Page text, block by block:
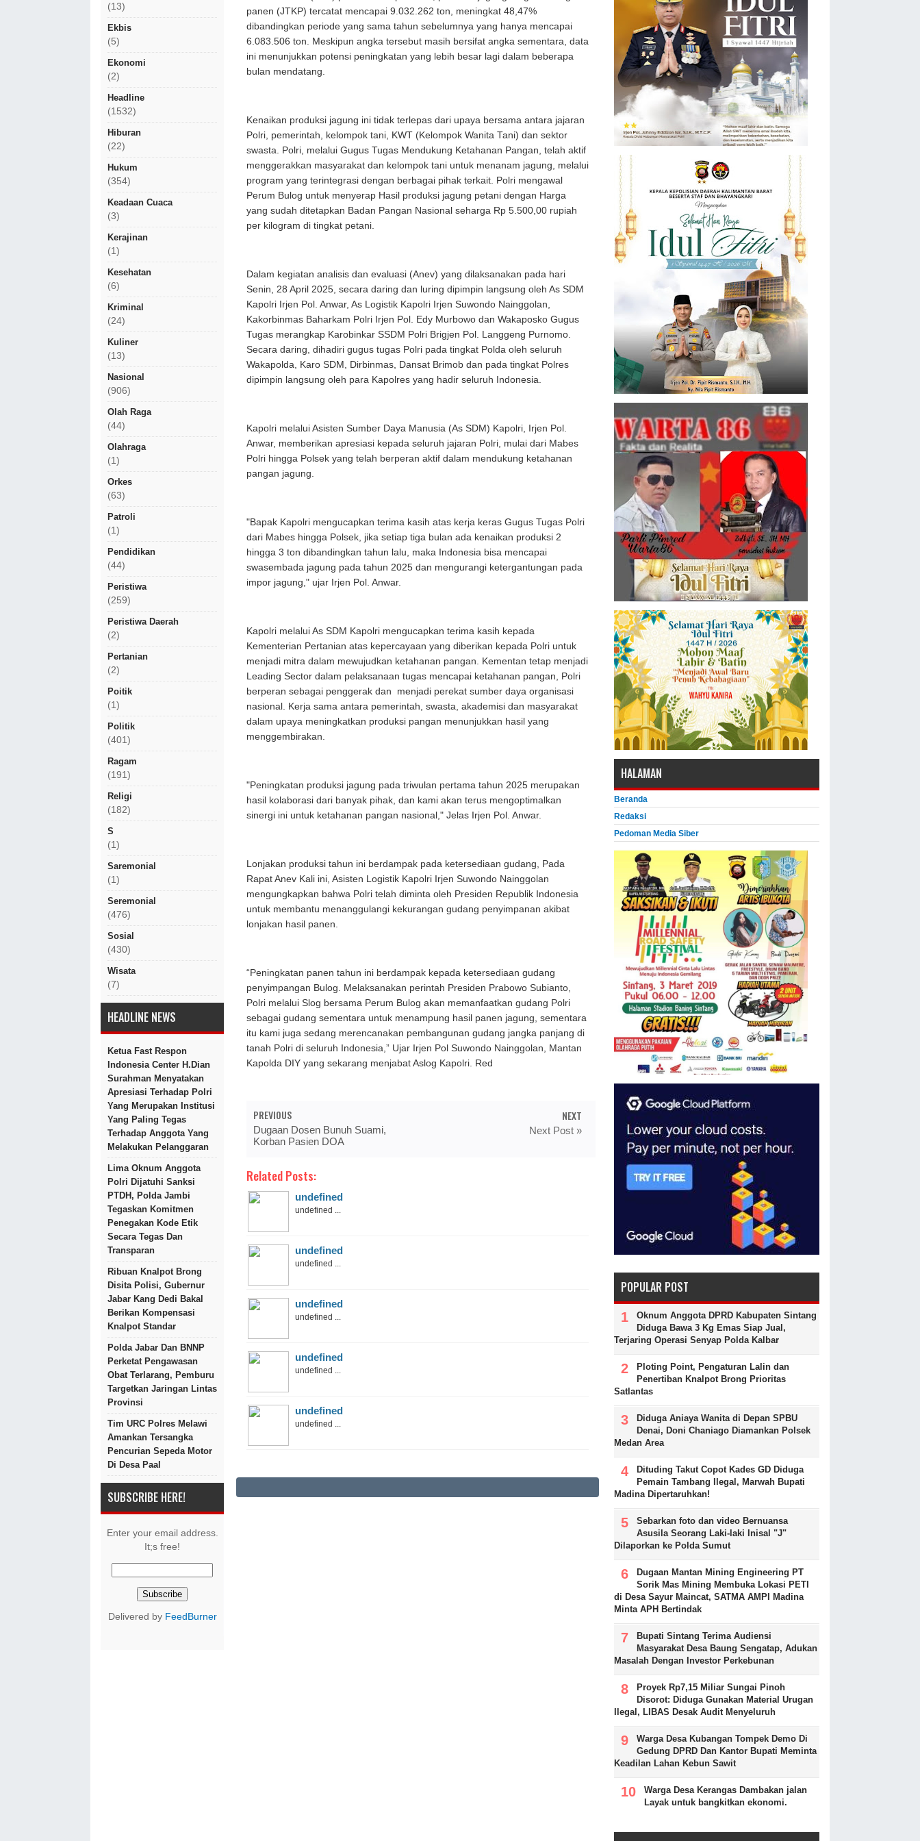
(13)
Ekbis
(5)
Ekonomi
(2)
Headline
(1532)
Hiburan
(22)
Hukum
(354)
Keadaan Cuaca
(3)
Kerajinan
(1)
Kesehatan
(6)
Kriminal
(24)
Kuliner
(13)
Nasional
(906)
Olah Raga
(44)
Olahraga
(1)
Orkes
(63)
Patroli
(1)
Pendidikan
(44)
Peristiwa
(259)
Peristiwa Daerah
(2)
Pertanian
(2)
Poitik
(1)
Politik
(401)
Ragam
(191)
Religi
(182)
S
(1)
Saremonial
(1)
Seremonial
(476)
Sosial
(430)
Wisata
(7)
HEADLINE NEWS
Ketua Fast Respon
Indonesia Center H.Dian
Surahman Menyatakan
Apresiasi Terhadap Polri
Yang Merupakan Institusi
Yang Paling Tegas
Terhadap Anggota Yang
Melakukan Pelanggaran
Lima Oknum Anggota
Polri Dijatuhi Sanksi
PTDH, Polda Jambi
Tegaskan Komitmen
Penegakan Kode Etik
Secara Tegas Dan
Transparan
Ribuan Knalpot Brong
Disita Polisi, Gubernur
Jabar Kang Dedi Bakal
Berikan Kompensasi
Knalpot Standar
Polda Jabar Dan BNNP
Perketat Pengawasan
Obat Terlarang, Pemburu
Targetkan Jaringan Lintas
Provinsi
Tim URC Polres Melawi
Amankan Tersangka
Pencurian Sepeda Motor
Di Desa Paal
SUBSCRIBE HERE!
Enter your email address.
It;s free!
Delivered by FeedBurner
panen (JTKP) tercatat mencapai 9.032.262 ton, meningkat 48,47%
dibandingkan periode yang sama tahun sebelumnya yang hanya mencapai
6.083.506 ton. Meskipun angka tersebut masih bersifat angka sementara, data
ini menunjukkan potensi peningkatan yang lebih besar lagi dalam beberapa
bulan mendatang.
Kenaikan produksi jagung ini tidak terlepas dari upaya bersama antara jajaran
Polri, pemerintah, kelompok tani, KWT (Kelompok Wanita Tani) dan sektor
swasta. Polri, melalui Gugus Tugas Mendukung Ketahanan Pangan, telah aktif
menggerakkan masyarakat dan kelompok tani untuk menanam jagung, melalui
program yang terintegrasi dengan berbagai pihak terkait. Polri mengawal
Perum Bulog untuk menyerap Hasil produksi jagung petani dengan Harga
yang sudah ditetapkan Badan Pangan Nasional seharga Rp 5.500,00 rupiah
per kilogram di tingkat petani.
Dalam kegiatan analisis dan evaluasi (Anev) yang dilaksanakan pada hari
Senin, 28 April 2025, secara daring dan luring dipimpin langsung oleh As SDM
Kapolri Irjen Pol. Anwar, As Logistik Kapolri Irjen Suwondo Nainggolan,
Kakorbinmas Baharkam Polri Irjen Pol. Edy Murbowo dan Wakaposko Gugus
Tugas merangkap Karobinkar SSDM Polri Brigjen Pol. Langgeng Purnomo.
Secara daring, dihadiri gugus tugas Polri pada tingkat Polda oleh seluruh
Wakapolda, Karo SDM, Dirbinmas, Dansat Brimob dan pada tingkat Polres
dipimpin langsung oleh para Kapolres yang hadir seluruh Indonesia.
Kapolri melalui Asisten Sumber Daya Manusia (As SDM) Kapolri, Irjen Pol.
Anwar, memberikan apresiasi kepada seluruh jajaran Polri, mulai dari Mabes
Polri hingga Polsek yang telah berperan aktif dalam mendukung ketahanan
pangan jagung.
"Bapak Kapolri mengucapkan terima kasih atas kerja keras Gugus Tugas Polri
dari Mabes hingga Polsek, jika setiap tiga bulan ada kenaikan produksi 2
hingga 3 ton dibandingkan tahun lalu, maka Indonesia bisa mencapai
swasembada jagung pada tahun 2025 dan mengurangi ketergantungan pada
impor jagung," ujar Irjen Pol. Anwar.
Kapolri melalui As SDM Kapolri mengucapkan terima kasih kepada
Kementerian Pertanian atas kepercayaan yang diberikan kepada Polri untuk
menjadi mitra dalam mewujudkan ketahanan pangan. Kementan tetap menjadi
Leading Sector dalam pelaksanaan tugas mencapai ketahanan pangan, Polri
berperan sebagai penggerak dan menjadi perekat sumber daya organisasi
nasional. Kerja sama antara pemerintah, swasta, akademisi dan masyarakat
dalam upaya meningkatkan produksi pangan menunjukkan hasil yang
menggembirakan.
"Peningkatan produksi jagung pada triwulan pertama tahun 2025 merupakan
hasil kolaborasi dari banyak pihak, dan kami akan terus mengoptimalkan
sinergi ini untuk ketahanan pangan nasional," Jelas Irjen Pol. Anwar.
Lonjakan produksi tahun ini berdampak pada ketersediaan gudang, Pada
Rapat Anev Kali ini, Asisten Logistik Kapolri Irjen Suwondo Nainggolan
mengungkapkan bahwa Polri telah diminta oleh Presiden Republik Indonesia
untuk membantu menanggulangi kekurangan gudang penyimpanan akibat
lonjakan hasil panen.
“Peningkatan panen tahun ini berdampak kepada ketersediaan gudang
penyimpangan Bulog. Melaksanakan perintah Presiden Prabowo Subianto,
Polri melalui Slog bersama Perum Bulog akan memanfaatkan gudang Polri
sebagai gudang sementara untuk menampung hasil panen jagung, sementara
itu kami juga sedang merencanakan pembangunan gudang jangka panjang di
tanah Polri di seluruh Indonesia,” Ujar Irjen Pol Suwondo Nainggolan, Mantan
Kapolda DIY yang sekarang menjabat Aslog Kapolri. Red
PREVIOUS
Dugaan Dosen Bunuh Suami,
Korban Pasien DOA
NEXT
Next Post »
Related Posts:
undefined
undefined ...
undefined
undefined ...
undefined
undefined ...
undefined
undefined ...
undefined
undefined ...
HALAMAN
Beranda
Redaksi
Pedoman Media Siber
POPULAR POST
Oknum Anggota DPRD Kabupaten Sintang
Diduga Bawa 3 Kg Emas Siap Jual,
Terjaring Operasi Senyap Polda Kalbar
Ploting Point, Pengaturan Lalin dan
Penertiban Knalpot Brong Prioritas
Satlantas
Diduga Aniaya Wanita di Depan SPBU
Denai, Doni Chaniago Diamankan Polsek
Medan Area
Dituding Takut Copot Kades GD Diduga
Pemain Tambang Ilegal, Marwah Bupati
Madina Dipertaruhkan!
Sebarkan foto dan video Bernuansa
Asusila Seorang Laki-laki Inisal "J"
Dilaporkan ke Polda Sumut
Dugaan Mantan Mining Engineering PT
Sorik Mas Mining Membuka Lokasi PETI
di Desa Sayur Maincat, SATMA AMPI Madina
Minta APH Bertindak
Bupati Sintang Terima Audiensi
Masyarakat Desa Baung Sengatap, Adukan
Masalah Dengan Investor Perkebunan
Proyek Rp7,15 Miliar Sungai Pinoh
Disorot: Diduga Gunakan Material Urugan
Ilegal, LIBAS Desak Audit Menyeluruh
Warga Desa Kubangan Tompek Demo Di
Gedung DPRD Dan Kantor Bupati Meminta
Keadilan Lahan Kebun Sawit
Warga Desa Kerangas Dambakan jalan
Layak untuk bangkitkan ekonomi.